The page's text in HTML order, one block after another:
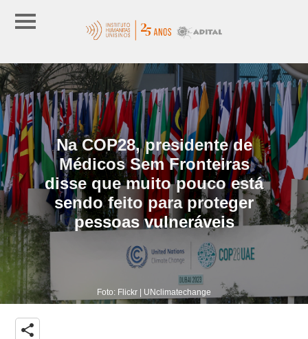
Na COP28, presidente de
Médicos Sem Fronteiras
disse que muito pouco está
sendo feito para proteger
pessoas vulneráveis
Foto: Flickr | UNclimatechange
share